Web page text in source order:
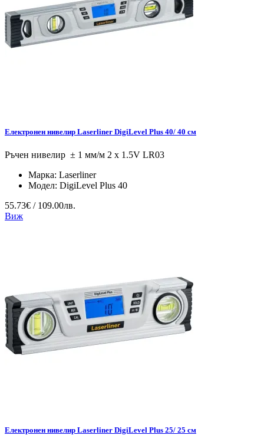
Електронен нивелир Laserliner DigiLevel Plus 40/ 40 см
Ръчен нивелир ± 1 мм/м 2 x 1.5V LR03
Марка: Laserliner
Модел: DigiLevel Plus 40
55.73€ / 109.00лв.
Виж
Електронен нивелир Laserliner DigiLevel Plus 25/ 25 см